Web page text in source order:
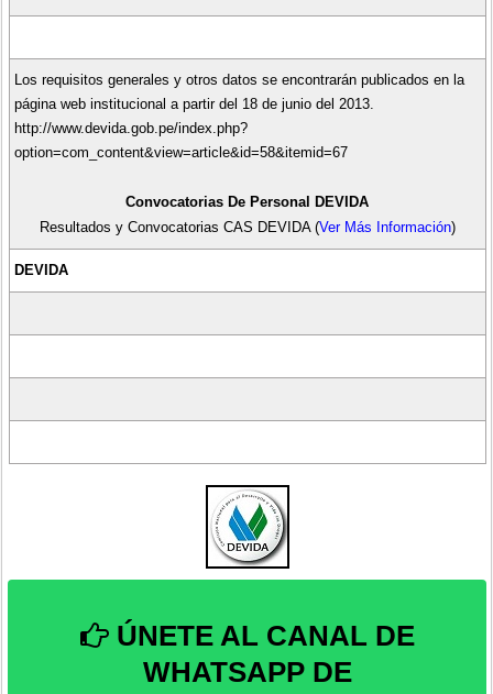
Los requisitos generales y otros datos se encontrarán publicados en la
página web institucional a partir del 18 de junio del 2013.
http://www.devida.gob.pe/index.php?
option=com_content&view=article&id=58&itemid=67
Convocatorias De Personal DEVIDA
Resultados y Convocatorias CAS DEVIDA (Ver Más Información)
DEVIDA
ÚNETE AL CANAL DE
WHATSAPP DE